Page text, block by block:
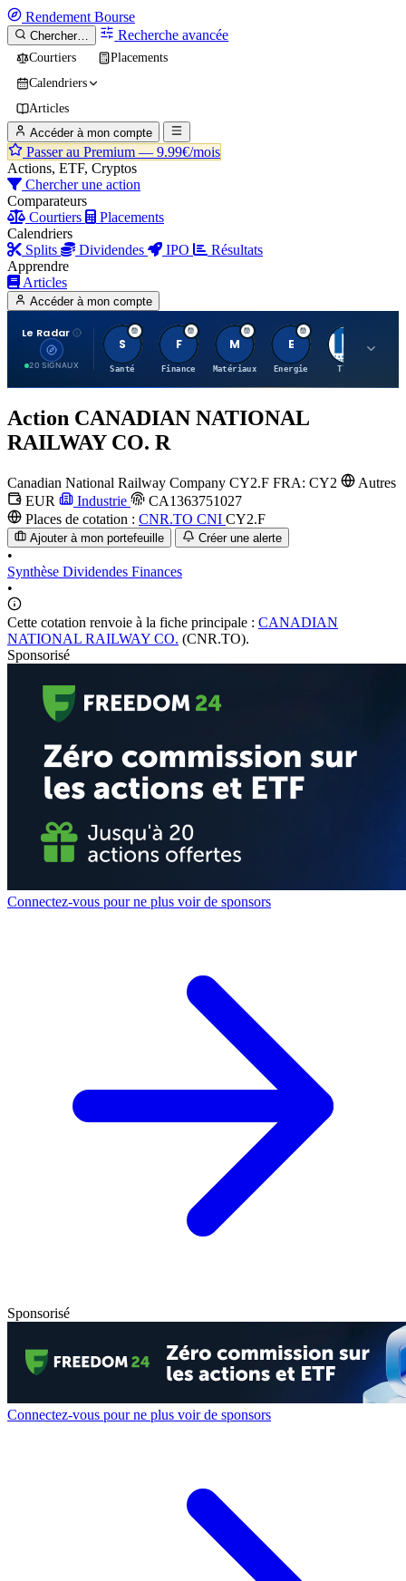
Rendement Bourse
Chercher… Recherche avancée
Courtiers
Placements
Calendriers
Articles
Accéder à mon compte
Passer au Premium — 9.99€/mois
Actions, ETF, Cryptos
Chercher une action
Comparateurs
Courtiers
Placements
Calendriers
Splits
Dividendes IPO
Résultats
Apprendre
Articles
Accéder à mon compte
Le Radar
20 SIGNAUX
S
Santé
F
Finance
M
Matériaux
E
Energie TTWO
Action CANADIAN NATIONAL
RAILWAY CO. R
Canadian National Railway Company CY2.F FRA: CY2
Autres
EUR
Industrie
CA1363751027
Places de cotation : CNR.TO CNI CY2.F
Ajouter à mon portefeuille Créer une alerte
•
Synthèse Dividendes Finances
•
Cette cotation renvoie à la fiche principale : CANADIAN
NATIONAL RAILWAY CO. (CNR.TO).
Sponsorisé
Connectez-vous pour ne plus voir de sponsors
Sponsorisé
Connectez-vous pour ne plus voir de sponsors